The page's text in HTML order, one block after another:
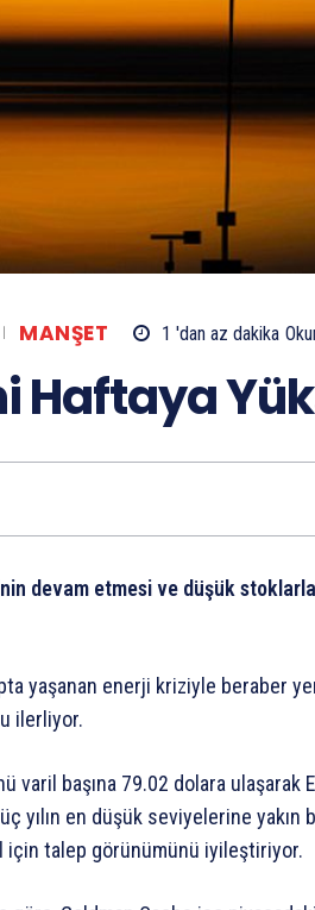
MANŞET 1 'dan az dakika
Haftaya
devam etmesi ve düşük
yaşanan enerji kriziyle beraber
ilerliyor.
varil başına 79.02 dolara ulaşarak
üç yılın en düşük seviyelerine
için talep görünümünü iyileştiriyor.